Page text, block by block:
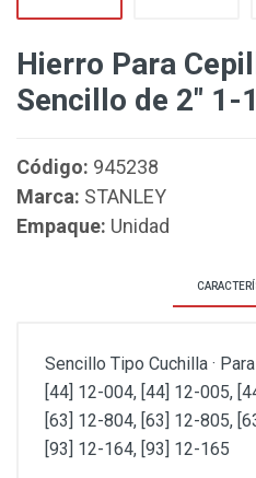
Hierro Para
Sencillo de 2" 1-
Código: 945238
Marca: STANLEY
Empaque: Unidad
Sencillo Tipo Cuchilla ·
[44] 12-004, [44] 12-005,
[63] 12-804, [63] 12-805,
[93] 12-164, [93] 12-165